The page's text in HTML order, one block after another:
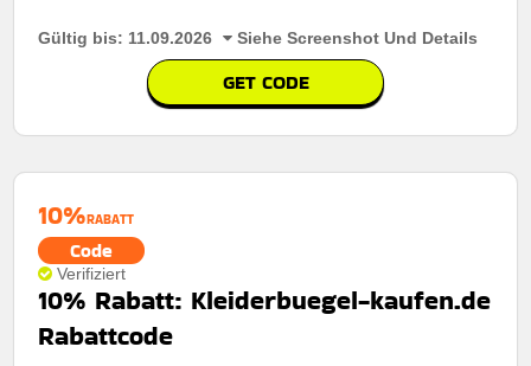
Gültig bis: 11.09.2026 Siehe Screenshot Und Details
GET CODE
10%RABATT
Code
Verifiziert
10% Rabatt: Kleiderbuegel-kaufen.de
Rabattcode